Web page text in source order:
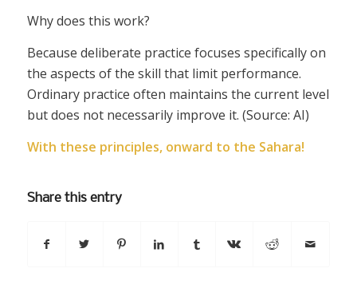
Why does this work?
Because deliberate practice focuses specifically on
the aspects of the skill that limit performance.
Ordinary practice often maintains the current level
but does not necessarily improve it. (Source: AI)
With these principles, onward to the Sahara!
Share this entry